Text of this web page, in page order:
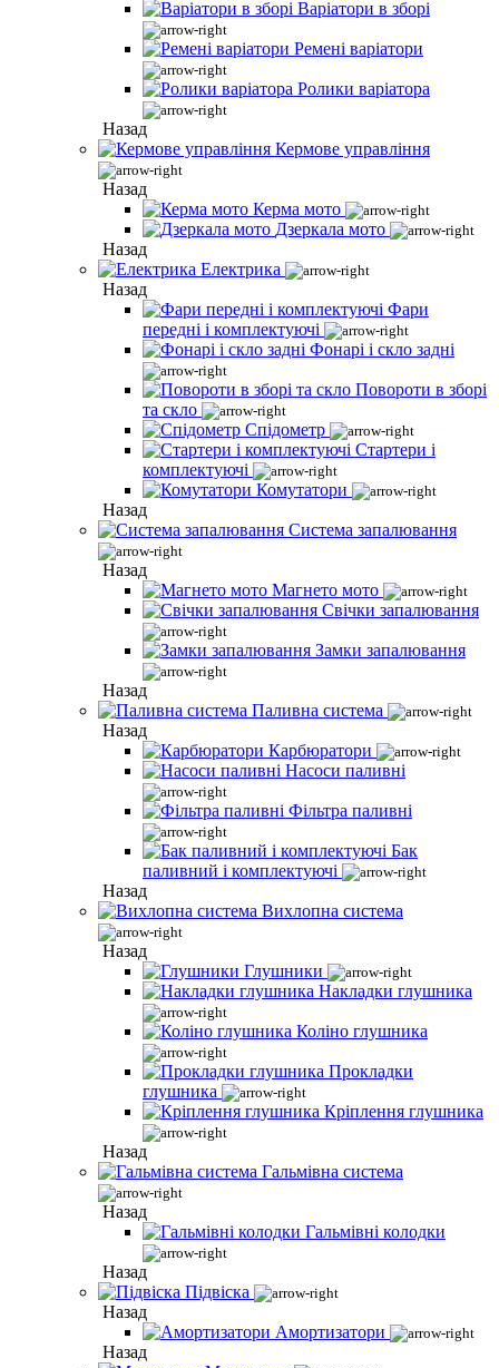
Варіатори в зборі
Ремені варіатори
Ролики варіатора
Назад
Кермове управління
Назад
Керма мото
Дзеркала мото
Назад
Електрика
Назад
Фари
передні і комплектуючі
Фонарі і скло задні
Повороти в зборі
та скло
Спідометр
Стартери і
комплектуючі
Комутатори
Назад
Система запалювання
Назад
Магнето мото
Свічки запалювання
Замки запалювання
Назад
Паливна система
Назад
Карбюратори
Насоси паливні
Фільтра паливні
Бак
паливний і комплектуючі
Назад
Вихлопна система
Назад
Глушники
Накладки глушника
Коліно глушника
Прокладки
глушника
Кріплення глушника
Назад
Гальмівна система
Назад
Гальмівні колодки
Назад
Підвіска
Назад
Амортизатори
Назад